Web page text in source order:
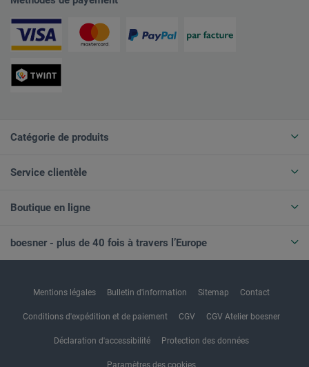
Catégorie de produits
Service clientèle
Boutique en ligne
boesner - plus de 40 fois à travers l’Europe
Mentions légales Bulletin d'information Sitemap Contact
Conditions d'expédition et de paiement CGV CGV Atelier boesner
Déclaration d'accessibilité Protection des données
Paramètres des cookies